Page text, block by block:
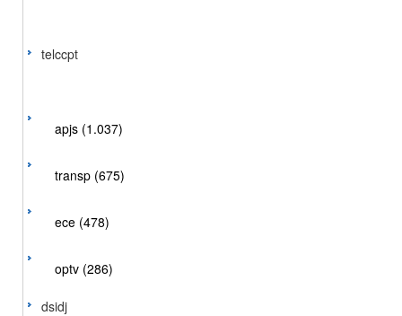
telccpt
apjs (1.037)
transp (675)
ece (478)
optv (286)
dsidj